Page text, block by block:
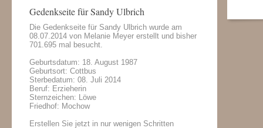
Gedenkseite für Sandy Ulbrich
Die Gedenkseite für Sandy Ulbrich wurde am
08.07.2014 von Melanie Meyer erstellt und bisher
701.695 mal besucht.
Geburtsdatum: 18. August 1987
Geburtsort: Cottbus
Sterbedatum: 08. Juli 2014
Beruf: Erzieherin
Sternzeichen: Löwe
Friedhof: Mochow
Erstellen Sie jetzt in nur wenigen Schritten